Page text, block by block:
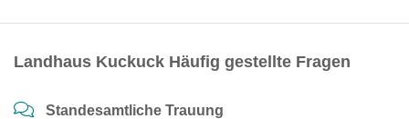
Landhaus Kuckuck Häufig gestellte Fragen
Standesamtliche Trauung